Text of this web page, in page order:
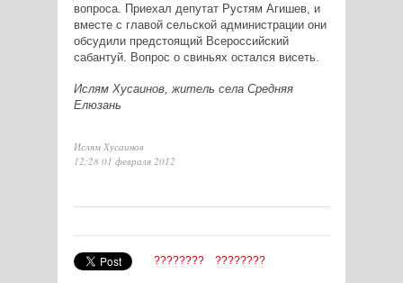
вопроса. Приехал депутат Рустям Агишев, и
вместе с главой сельской администрации они
обсудили предстоящий Всероссийский
сабантуй. Вопрос о свиньях остался висеть.
Ислям Хусаинов, житель села Средняя
Елюзань
Ислям Хусаинов
12:28 01 февраля 2012
???????? ????????